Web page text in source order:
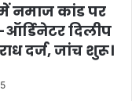
में नमाज कांड पर
दिलीप
दर्ज, जांच शुरू।